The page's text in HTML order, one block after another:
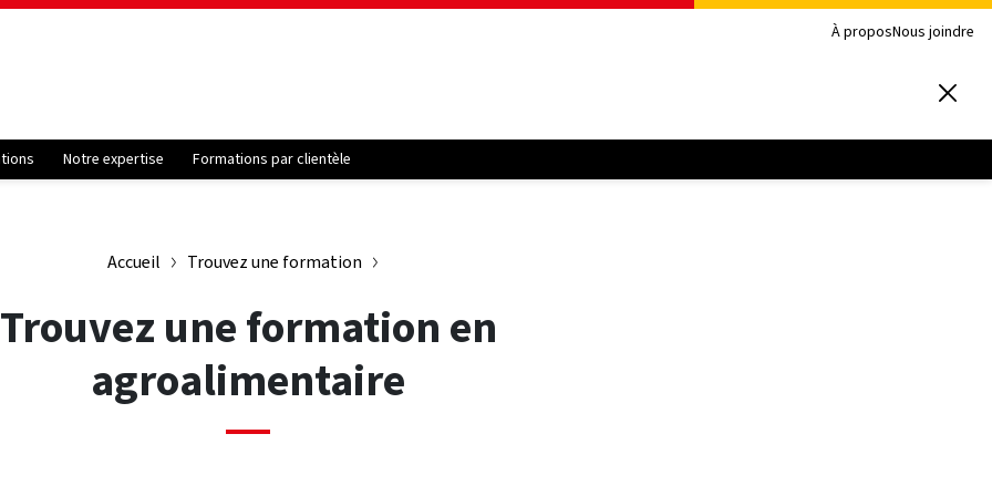
À proposNous joindre
Notre expertise Formations par clientèle
Accueil Trouvez une formation
Trouvez une formation en
agroalimentaire